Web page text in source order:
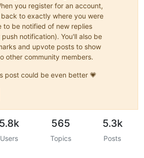
you register for an account,
to exactly where you were
to be notified of new replies
notification). You'll also be
and upvote posts to show
other community members.
post could be even better 💗
5.8k
Users
565
Topics
5.3k
Posts